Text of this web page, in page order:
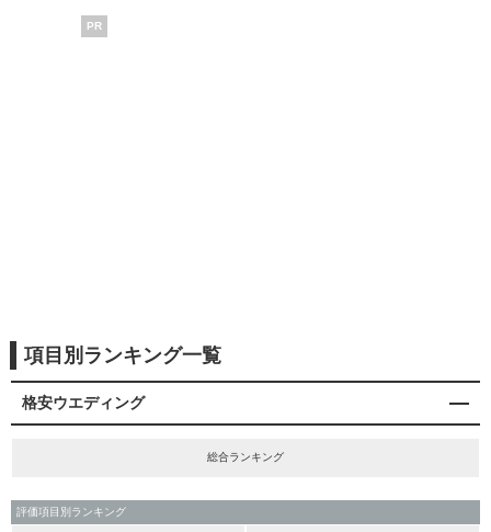
PR
項目別ランキング一覧
格安ウエディング
総合ランキング
評価項目別ランキング